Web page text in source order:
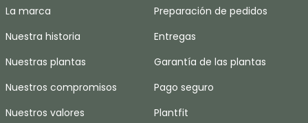
La marca
Nuestra historia
Nuestras plantas
Nuestros compromisos
Nuestros valores
Preparación de pedidos
Entregas
Garantía de las plantas
Pago seguro
Plantfit